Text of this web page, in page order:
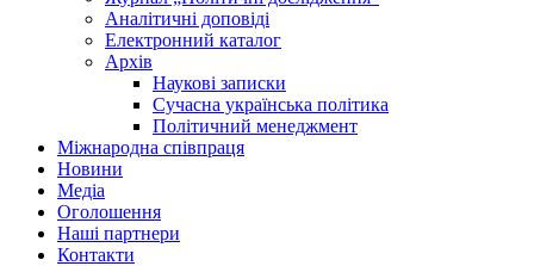
Аналітичні доповіді
Електронний каталог
Архів
Наукові записки
Сучасна українська політика
Політичний менеджмент
Міжнародна співпраця
Новини
Медіa
Оголошення
Наші партнери
Контакти